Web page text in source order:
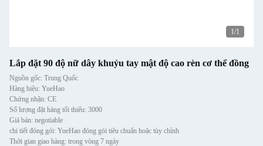
1/1
Lắp đặt 90 độ nữ dây khuỷu tay mật độ cao rèn cơ thể đồng
Nguồn gốc: Trung Quốc
Hàng hiệu: YueHao
Chứng nhận: CE
Số lượng đặt hàng tối thiểu: 3000
Giá bán: negotiable
chi tiết đóng gói: YueHao đóng gói tiêu chuẩn hoặc tùy chỉnh
Thời gian giao hàng: trong vòng 7 ngày